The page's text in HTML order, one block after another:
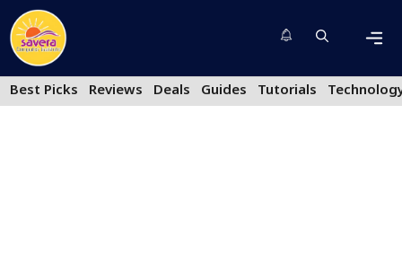
Skip
to
content
Best Picks
Reviews Deals Guides Tutorials